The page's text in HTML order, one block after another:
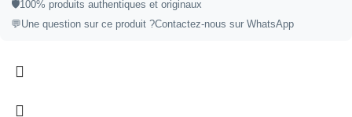
🛡️100% produits authentiques et originaux
💬Une question sur ce produit ?Contactez-nous sur WhatsApp